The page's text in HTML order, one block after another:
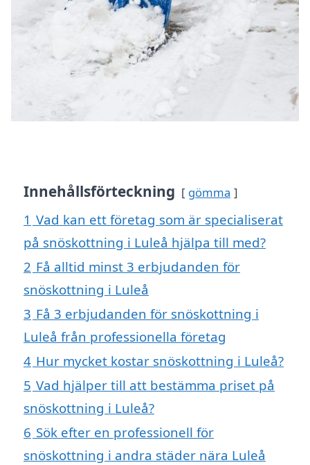
Innehållsförteckning gömma
1 Vad kan ett företag som är specialiserat
på snöskottning i Luleå hjälpa till med?
2 Få alltid minst 3 erbjudanden för
snöskottning i Luleå
3 Få 3 erbjudanden för snöskottning i
Luleå från professionella företag
4 Hur mycket kostar snöskottning i Luleå?
5 Vad hjälper till att bestämma priset på
snöskottning i Luleå?
6 Sök efter en professionell för
snöskottning i andra städer nära Luleå